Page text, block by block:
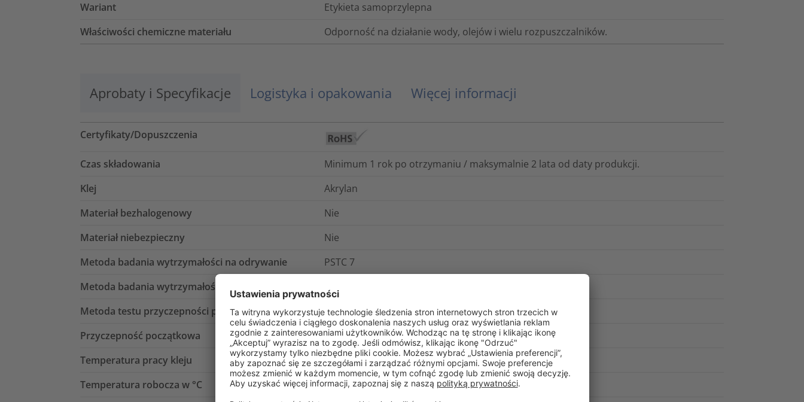
Wariant
Etykieta samoprzylepna
Właściwości chemiczne materiału
Odporność na działanie wody, olejów i wielu rozpuszczalników.
Aprobaty i Specyfikacje Logistyka i opakowania Więcej informacji
Certyfikaty/Dopuszczenia
Czas składowania
Minimum 1 rok po otrzymaniu / maksymalnie 2 lata od daty produkcji.
Klej
Akrylan
Materiał bezhalogenowy
Nie
Materiał niebezpieczny
Nie
Metoda badania wytrzymałości na odrywanie
PSTC 7
Metoda badania wytrzymałości na ścinanie
FINAT FTM 7
Metoda testu przyczepności początkowej
ASTM D2979-71
Przyczepność początkowa
110g/cm²
Temperatura pracy kleju
-40°C do +80°C
Temperatura robocza w °C
-40°C do +80°C